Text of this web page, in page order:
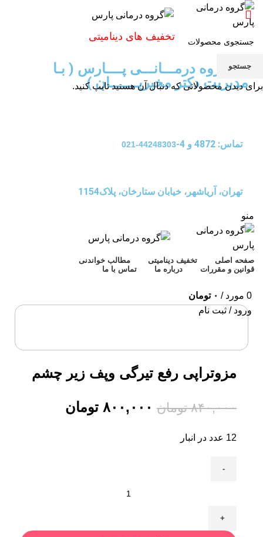
تخفیف های دینامیتی
گـــــروه درمـــانـــی پــــارس ( بـا
مدیریت دکتر مخبریـــــــان )
تماس: 4872 و 4- 44248303-021
تهران، آریاشهر، خیابان ستارخان، پلاک1154
منو
صفحه اصلی تخفیف دینامیتی
مطالب خواندنی
قوانین و مقررات
درباره ما تماس با ما
0 مورد / ۰ تومان
ورود / ثبت نام
-5%
برای بزرگنمایی کلیک کنید
مزوتراپی رفع تیرگی وپف زیر چشم
۸۴۰,۰۰۰ تومان ۸۰۰,۰۰۰ تومان
12 عدد در انبار
جستجو
برای دیدن محصولاتی که دنبال آن هستید تایپ کنید.